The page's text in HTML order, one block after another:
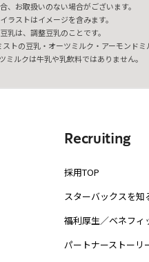
、お取扱いのない場合がございます。
ラストはイメージを含みます。
乳は、調整豆乳のことです。
トの豆乳・オーツミルク・アーモンドミ
ミルクは牛乳や乳飲料ではありません。
Recruiting
採用TOP
スターバックスを知
福利厚生／ベネフィ
パートナーストーリ